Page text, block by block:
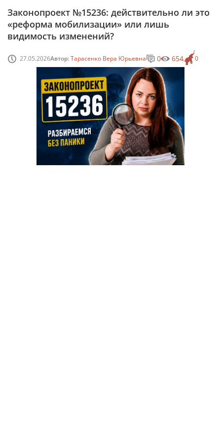
Законопроект №15236: действительно ли это
«реформа мобилизации» или лишь
видимость изменений?
27.05.2026Автор:Тарасенко Вера Юрьевна 0
0 654